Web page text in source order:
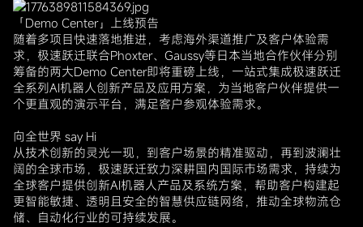
「Demo Center」上线预告
随着多项目快速落地推进，考虑海外渠道推广及客户体验需
求，极速跃迁联合Phoxter、Gaussy等日本当地合作伙伴分别
筹备的两大Demo Center即将重磅上线，一站式集成极速跃迁
全系列AI机器人创新产品及应用方案，为当地客户伙伴提供一
个更直观的演示平台，满足客户参观体验需求。
向全世界 say Hi
从技术创新的灵光一现，到客户场景的精准驱动，再到波澜壮
阔的全球市场，极速跃迁致力深耕国内国际市场需求，持续为
全球客户提供创新AI机器人产品及系统方案，帮助客户构建起
更智能敏捷、透明且安全的智慧供应链网络，推动全球物流仓
储、自动化行业的可持续发展。